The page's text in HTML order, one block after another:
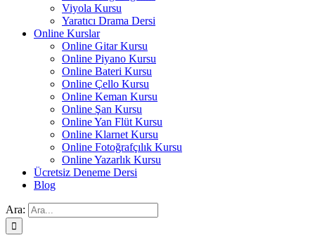
Viyola Kursu
Yaratıcı Drama Dersi
Online Kurslar
Online Gitar Kursu
Online Piyano Kursu
Online Bateri Kursu
Online Çello Kursu
Online Keman Kursu
Online Şan Kursu
Online Yan Flüt Kursu
Online Klarnet Kursu
Online Fotoğrafçılık Kursu
Online Yazarlık Kursu
Ücretsiz Deneme Dersi
Blog
Ara: